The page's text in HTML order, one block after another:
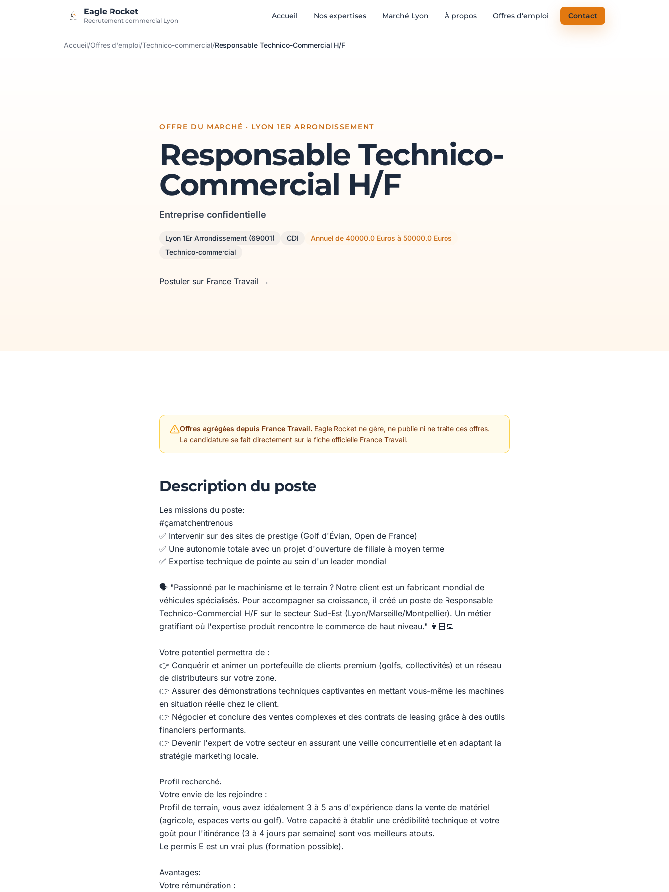
Eagle Rocket
Recrutement commercial Lyon
Accueil Nos expertises Marché Lyon À propos Offres d'emploi Contact
Accueil/Offres d'emploi/Technico-commercial/Responsable Technico-Commercial H/F
OFFRE DU MARCHÉ · LYON 1ER ARRONDISSEMENT
Responsable Technico-
Commercial H/F
Entreprise confidentielle
Lyon 1Er Arrondissement (69001) CDI
Annuel de 40000.0 Euros à 50000.0 Euros
Technico-commercial
Postuler sur France Travail →
Offres agrégées depuis France Travail. Eagle Rocket ne gère, ne publie ni ne traite ces offres.
La candidature se fait directement sur la fiche officielle France Travail.
Description du poste
Les missions du poste:
#çamatchentrenous
✅ Intervenir sur des sites de prestige (Golf d'Évian, Open de France)
✅ Une autonomie totale avec un projet d'ouverture de filiale à moyen terme
✅ Expertise technique de pointe au sein d'un leader mondial
🗣 "Passionné par le machinisme et le terrain ? Notre client est un fabricant mondial de
véhicules spécialisés. Pour accompagner sa croissance, il créé un poste de Responsable
Technico-Commercial H/F sur le secteur Sud-Est (Lyon/Marseille/Montpellier). Un métier
gratifiant où l'expertise produit rencontre le commerce de haut niveau." 👨🏻‍💻
Votre potentiel permettra de :
👉 Conquérir et animer un portefeuille de clients premium (golfs, collectivités) et un réseau
de distributeurs sur votre zone.
👉 Assurer des démonstrations techniques captivantes en mettant vous-même les machines
en situation réelle chez le client.
👉 Négocier et conclure des ventes complexes et des contrats de leasing grâce à des outils
financiers performants.
👉 Devenir l'expert de votre secteur en assurant une veille concurrentielle et en adaptant la
stratégie marketing locale.
Profil recherché:
Votre envie de les rejoindre :
Profil de terrain, vous avez idéalement 3 à 5 ans d'expérience dans la vente de matériel
(agricole, espaces verts ou golf). Votre capacité à établir une crédibilité technique et votre
goût pour l'itinérance (3 à 4 jours par semaine) sont vos meilleurs atouts.
Le permis E est un vrai plus (formation possible).
Avantages:
Votre rémunération :